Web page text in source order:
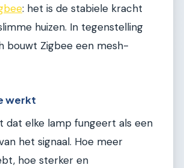
: het is de stabiele kracht
huizen. In tegenstelling
bouwt Zigbee een mesh-
werkt
dat elke lamp fungeert als een
het signaal. Hoe meer
hoe sterker en